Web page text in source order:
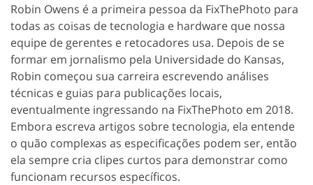
Robin Owens é a primeira pessoa da FixThePhoto para
todas as coisas de tecnologia e hardware que nossa
equipe de gerentes e retocadores usa. Depois de se
formar em jornalismo pela Universidade do Kansas,
Robin começou sua carreira escrevendo análises
técnicas e guias para publicações locais,
eventualmente ingressando na FixThePhoto em 2018.
Embora escreva artigos sobre tecnologia, ela entende
o quão complexas as especificações podem ser, então
ela sempre cria clipes curtos para demonstrar como
funcionam recursos específicos.